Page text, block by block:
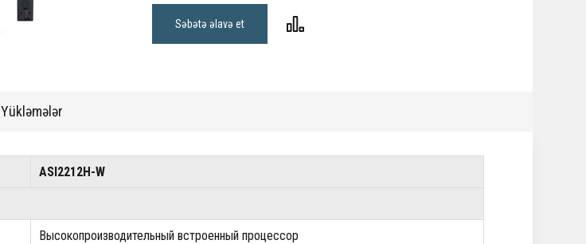
Səbətə əlavə et
Yükləmələr
ASI2212H-W
Высокопроизводительный встроенный процессор